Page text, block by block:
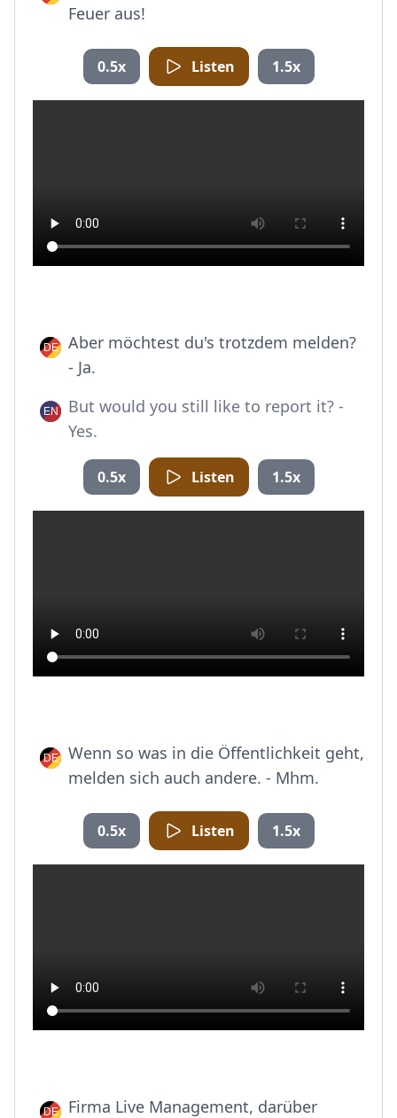
Feuer aus!
0.5x Listen 1.5x
Aber möchtest du's trotzdem melden?
- Ja.
But would you still like to report it? -
Yes.
0.5x Listen 1.5x
Wenn so was in die Öffentlichkeit geht,
melden sich auch andere. - Mhm.
0.5x Listen 1.5x
Firma Live Management, darüber